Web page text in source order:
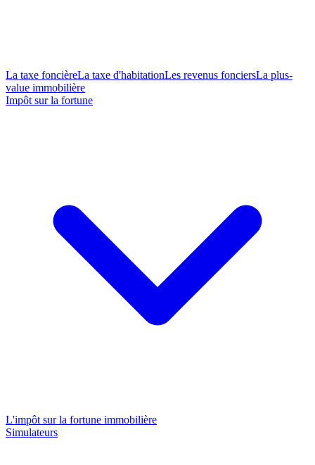
La taxe foncièreLa taxe d'habitationLes revenus fonciersLa plus-
value immobilière
Impôt sur la fortune
L'impôt sur la fortune immobilière
Simulateurs